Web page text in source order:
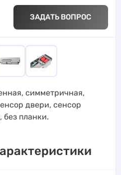
ЗАДАТЬ ВОПРОС
симметричная,
двери, сенсор
без планки.